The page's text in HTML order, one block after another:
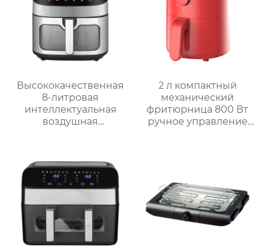
Высококачественная
8-литровая
интеллектуальная
воздушная
GSE042
2 л компактный
механический
фритюрница 800 Вт
ручное управление